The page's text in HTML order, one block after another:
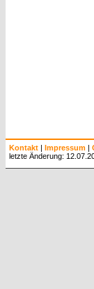
Kontakt | Impressum |
letzte Änderung: